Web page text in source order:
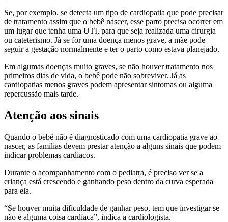
Se, por exemplo, se detecta um tipo de cardiopatia que pode precisar
de tratamento assim que o bebê nascer, esse parto precisa ocorrer em
um lugar que tenha uma UTI, para que seja realizada uma cirurgia
ou cateterismo. Já se for uma doença menos grave, a mãe pode
seguir a gestação normalmente e ter o parto como estava planejado.
Em algumas doenças muito graves, se não houver tratamento nos
primeiros dias de vida, o bebê pode não sobreviver. Já as
cardiopatias menos graves podem apresentar sintomas ou alguma
repercussão mais tarde.
Atenção aos sinais
Quando o bebê não é diagnosticado com uma cardiopatia grave ao
nascer, as famílias devem prestar atenção a alguns sinais que podem
indicar problemas cardíacos.
Durante o acompanhamento com o pediatra, é preciso ver se a
criança está crescendo e ganhando peso dentro da curva esperada
para ela.
“Se houver muita dificuldade de ganhar peso, tem que investigar se
não é alguma coisa cardíaca”, indica a cardiologista.